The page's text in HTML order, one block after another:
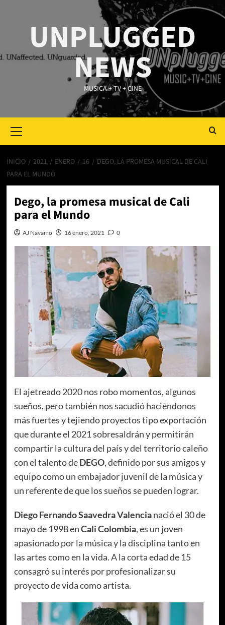
UNPLUGGED
NEWS
MUSICA + TV + CINE
Menu
INICIO 2021 ENERO 16
DEGO, LA PROMESA MUSICAL DE CALI
PARA EL MUNDO
Dego, la promesa musical de Cali
para el Mundo
AJ Navarro 16 enero, 2021 0
El ajetreado 2020 nos robo momentos, algunos
sueños, pero también nos sacudió haciéndonos
más fuertes y tejiendo proyectos tipo exportación
que durante el 2021 sobresaldrán y permitirán
compartir la cultura del país y del territorio caleño
con el talento deDEGO, definido por sus amigos y
equipo como un embajador juvenil de la música y
un referente de que los sueños se pueden lograr.
Diego Fernando Saavedra Valencianació el 30 de
mayo de 1998 enCali Colombia, es un joven
apasionado por la música y la disciplina tanto en
las artes como en la vida. A la corta edad de 15
consagró su interés por profesionalizar su
proyecto de vida como artista.